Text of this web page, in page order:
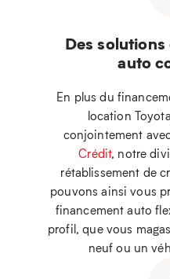
Des
auto
En plus du
location
conjointement
Crédit, notre
rétablissement de
pouvons ainsi vous
financement auto
profil, que vous
neuf ou un